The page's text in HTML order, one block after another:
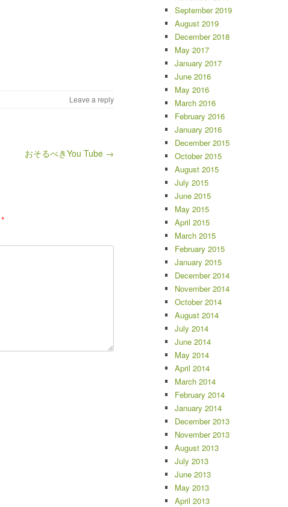
Leave a reply
おそるべきYou Tube →
*
September 2019
August 2019
December 2018
May 2017
January 2017
June 2016
May 2016
March 2016
February 2016
January 2016
December 2015
October 2015
August 2015
July 2015
June 2015
May 2015
April 2015
March 2015
February 2015
January 2015
December 2014
November 2014
October 2014
August 2014
July 2014
June 2014
May 2014
April 2014
March 2014
February 2014
January 2014
December 2013
November 2013
August 2013
July 2013
June 2013
May 2013
April 2013